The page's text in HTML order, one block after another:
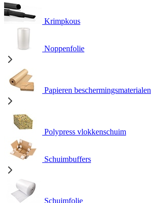
Krimpkous
Noppenfolie
Papieren beschermingsmaterialen
Polypress vlokkenschuim
Schuimbuffers
Schuimfolie